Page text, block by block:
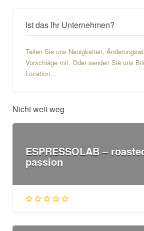
Ist das Ihr Unternehmen?
Teilen Sie uns Neuigkeiten,
Vorschläge mit. Oder senden Sie uns
Location…
Nicht weit weg
ESPRESSOLAB –
passion